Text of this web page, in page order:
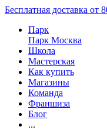
Бесплатная доставка от
Парк
Парк Москва
Школа
Мастерская
Как купить
Магазины
Команда
Франшиза
Блог
...